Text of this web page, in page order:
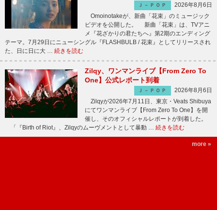
Ｊ－ＰＯＰ
2026年8月6日
Omoinotakeが、新曲「花束」のミュージック
ビデオを公開した。 新曲「花束」は、TVアニ
メ『花ざかりの君たちへ』第2期のエンディング
テーマ。7月29日にニューシングル『FLASHBULB / 花束』としてリリースされ
た、日に日に大 … 続きを読む
Zilqy、ワンマンライブ【From Zero To
One】公式レポート到着
Ｊ－ＰＯＰ
2026年8月6日
Zilqyが2026年7月11日、東京・Veats Shibuya
にてワンマンライブ【From Zero To One】を開
催し、そのオフィシャルレポートが到着した。
「『Birth of Riot』、Zilqyのムーヴメントとして暴動 … 続きを読む
more »